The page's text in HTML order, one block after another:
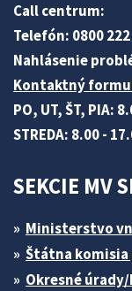
Call centrum:
Telefón: 0800
Nahlásenie
Kontaktný
PO, UT, ŠT, PIA:
STREDA: 8.00 -
SEKCIE MV
Ministerstvo
Štátna komisia
Okresné